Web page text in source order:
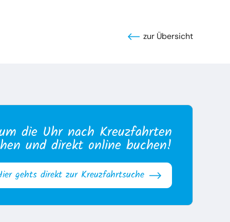
zur Übersicht
die Uhr nach Kreuzfahrten
und direkt online buchen!
gehts direkt zur Kreuzfahrtsuche